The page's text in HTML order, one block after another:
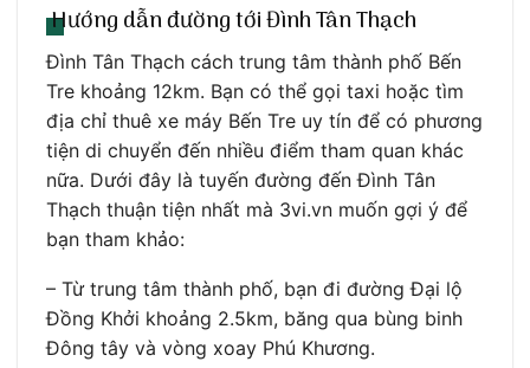
Hướng dẫn đường tới Đình Tân Thạch
Đình Tân Thạch cách trung tâm thành phố Bến
Tre khoảng 12km. Bạn có thể gọi taxi hoặc tìm
địa chỉ thuê xe máy Bến Tre uy tín để có phương
tiện di chuyển đến nhiều điểm tham quan khác
nữa. Dưới đây là tuyến đường đến Đình Tân
Thạch thuận tiện nhất mà 3vi.vn muốn gợi ý để
bạn tham khảo:
– Từ trung tâm thành phố, bạn đi đường Đại lộ
Đồng Khởi khoảng 2.5km, băng qua bùng binh
Đông tây và vòng xoay Phú Khương.